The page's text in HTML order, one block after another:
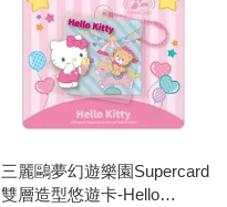
三麗鷗夢幻遊樂園Supercard
雙層造型悠遊卡-Hello